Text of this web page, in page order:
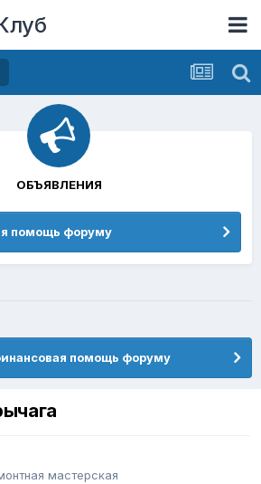
помощь форуму
мастерская
ОБЪЯВЛЕНИЯ
помощь форуму